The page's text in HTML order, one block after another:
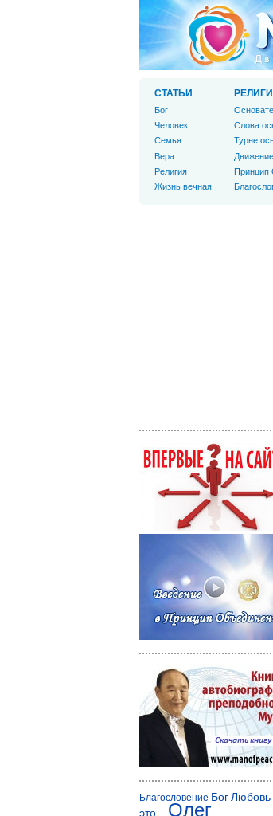
СТАТЬИ
Бог
Человек
Cемья
Вера
Религия
Жизнь вечная
Слова
Турне
Принцип
Благословение БогЛюбовь
это...
Олег